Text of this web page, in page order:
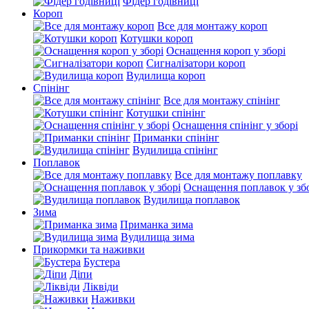
Короп
Все для монтажу короп
Котушки короп
Оснащення короп у зборі
Сигналізатори короп
Вудилища короп
Спінінг
Все для монтажу спінінг
Котушки спінінг
Оснащення спінінг у зборі
Приманки спінінг
Вудилища спінінг
Поплавок
Все для монтажу поплавку
Оснащення поплавок у
Вудилища поплавок
Зима
Приманка зима
Вудилища зима
Прикормки та наживки
Бустера
Діпи
Ліквіди
Наживки